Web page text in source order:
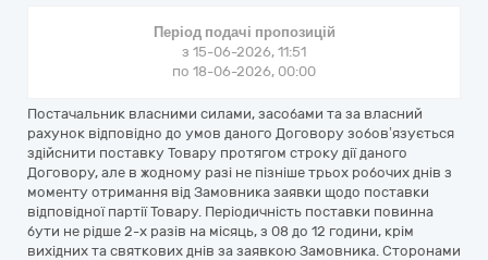
Період подачі пропозицій
з 15-06-2026, 11:51
по 18-06-2026, 00:00
Постачальник власними силами, засобами та за власний
рахунок відповідно до умов даного Договору зобов’язується
здійснити поставку Товару протягом строку дії даного
Договору, але в жодному разі не пізніше трьох робочих днів з
моменту отримання від Замовника заявки щодо поставки
відповідної партії Товару. Періодичність поставки повинна
бути не рідше 2-х разів на місяць, з 08 до 12 години, крім
вихідних та святкових днів за заявкою Замовника. Сторонами